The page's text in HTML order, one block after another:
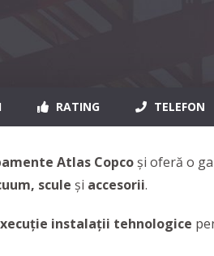
RATING TELEFON
Atlas Copco și oferă o
scule şi accesorii.
instalații tehnologice